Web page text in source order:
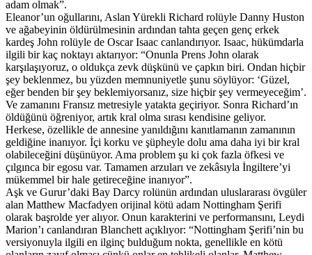
adam olmak”.
Eleanor’un oğullarını, Aslan Yürekli Richard rolüyle Danny Huston
ve ağabeyinin öldürülmesinin ardından tahta geçen genç erkek
kardeş John rolüyle de Oscar Isaac canlandırıyor. Isaac, hükümdarla
ilgili bir kaç noktayı aktarıyor: “Onunla Prens John olarak
karşılaşıyoruz, o oldukça zevk düşkünü ve çapkın biri. Ondan hiçbir
şey beklenmez, bu yüzden memnuniyetle şunu söylüyor: ‘Güzel,
eğer benden bir şey beklemiyorsanız, size hiçbir şey vermeyeceğim’.
Ve zamanını Fransız metresiyle yatakta geçiriyor. Sonra Richard’ın
öldüğünü öğreniyor, artık kral olma sırası kendisine geliyor.
Herkese, özellikle de annesine yanıldığını kanıtlamanın zamanının
geldiğine inanıyor. İçi korku ve şüpheyle dolu ama daha iyi bir kral
olabileceğini düşünüyor. Ama problem şu ki çok fazla öfkesi ve
çılgınca bir egosu var. Tamamen arzuları ve zekâsıyla İngiltere’yi
mükemmel bir hale getireceğine inanıyor”.
Aşk ve Gurur’daki Bay Darcy rolünün ardından uluslararası övgüler
alan Matthew Macfadyen orijinal kötü adam Nottingham Şerifi
olarak başrolde yer alıyor. Onun karakterini ve performansını, Leydi
Marion’ı canlandıran Blanchett açıklıyor: “Nottingham Şerifi’nin bu
versiyonuyla ilgili en ilginç bulduğum nokta, genellikle en kötü